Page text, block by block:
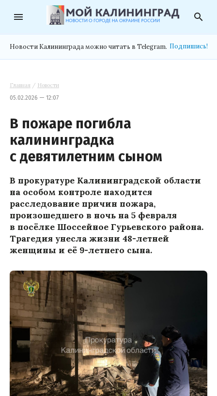
menu search
Новости Калининграда можно читать в Telegram. Подпишись!
Главная / Новости
05.02.2026 — 12:07
В пожаре погибла
калининградка
с девятилетним сыном
В прокуратуре Калининградской области
на особом контроле находится
расследование причин пожара,
произошедшего в ночь на 5 февраля
в посёлке Шоссейное Гурьевского района.
Трагедия унесла жизни 48-летней
женщины и её 9-летнего сына.